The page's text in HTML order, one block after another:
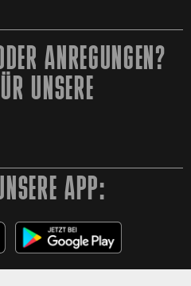
ANREGUNGEN?
UNSERE
APP: